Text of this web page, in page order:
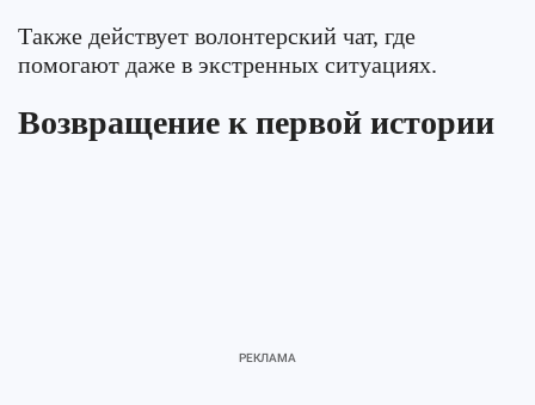
Также действует волонтерский чат, где
помогают даже в экстренных ситуациях.
Возвращение к первой истории